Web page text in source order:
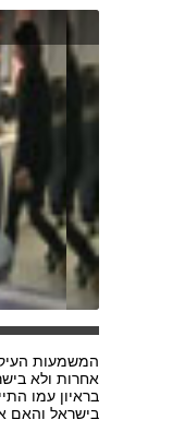
המשמעות
אחרות ולא
בראיון עמו
בישראל והאם